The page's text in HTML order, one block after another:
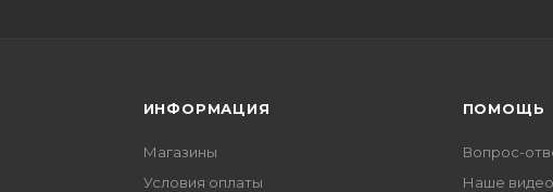
ИНФОРМАЦИЯ
Магазины
Условия оплаты
ПОМОЩЬ
Вопрос-
Наше видео